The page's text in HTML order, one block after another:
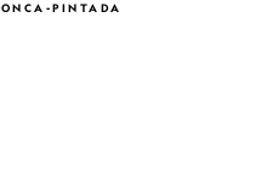
ONÇA-PINTADA